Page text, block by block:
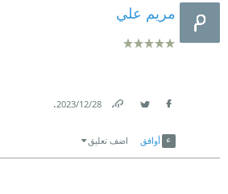
مريم علي
28‏/12‏/2023
.
أوافق اضف تعليق